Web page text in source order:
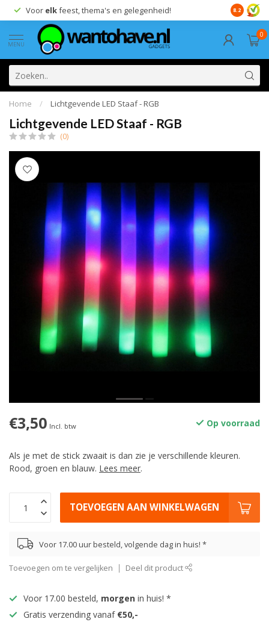
Voor elkfeest, thema's en gelegenheid! 8.2
MENU
0
Home / Lichtgevende LED Staaf - RGB
Lichtgevende LED Staaf - RGB
(0)
€3,50 Incl. btw Op voorraad
Als je met de stick zwaait is dan zie je verschillende kleuren.
Rood, groen en blauw. Lees meer.
TOEVOEGEN AAN WINKELWAGEN
Voor 17.00 uur besteld, volgende dag in huis! *
Toevoegen om te vergelijken Deel dit product
Voor 17.00 besteld, morgen in huis! *
Gratis verzending vanaf €50,-